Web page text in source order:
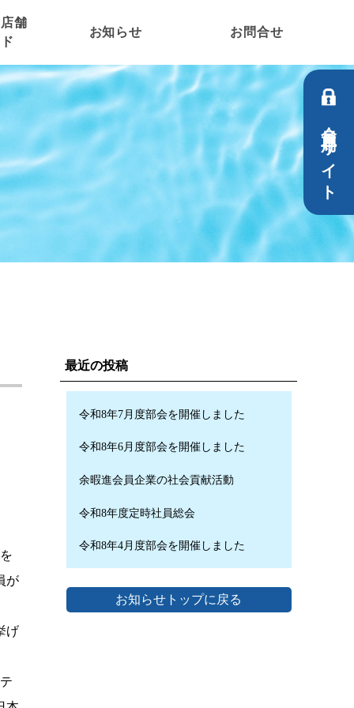
舗
お知らせ お問合せ
会員専用サイト
が
げ
最近の投稿
令和8年7月度部会を開催しました
令和8年6月度部会を開催しました
余暇進会員企業の社会貢献活動
令和8年度定時社員総会
令和8年4月度部会を開催しました
お知らせトップに戻る